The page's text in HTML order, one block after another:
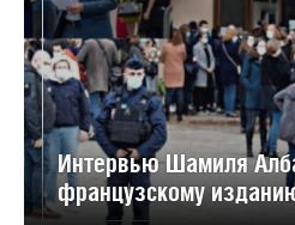
Интервью Шамиля
французскому